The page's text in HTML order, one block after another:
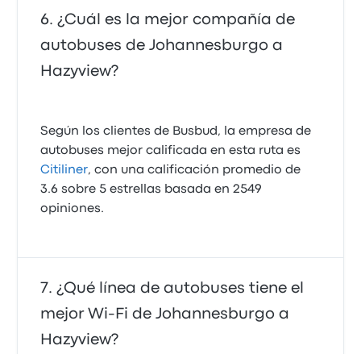
¿Cuál es la mejor compañía de
autobuses de Johannesburgo a
Hazyview?
Según los clientes de Busbud, la empresa de
autobuses mejor calificada en esta ruta es
Citiliner, con una calificación promedio de
3.6 sobre 5 estrellas basada en 2549
opiniones.
¿Qué línea de autobuses tiene el
mejor Wi‑Fi de Johannesburgo a
Hazyview?